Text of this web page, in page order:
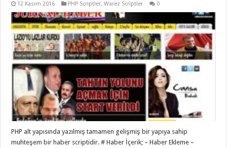
evden
taşımacılık,
evden
taşımacılık,
gaziantep
evden
taşımacılık,
taşımacılık,
gaziantep
evden
gaziantep
evden
12 Kasım 2016 PHP Scriptler,Warez Scriptler 0
PHP alt yapısında yazılmış tamamen gelişmiş bir yapıya sahip
muhteşem bir haber scriptidir. # Haber İçerik; – Haber Ekleme –